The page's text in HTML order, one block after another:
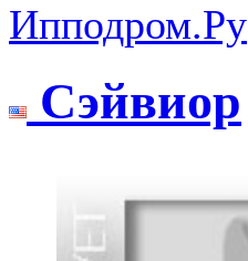
Ипподром.Ру
Сэйвиор